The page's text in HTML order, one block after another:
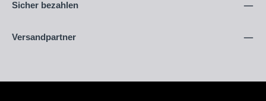
Sicher bezahlen
Versandpartner